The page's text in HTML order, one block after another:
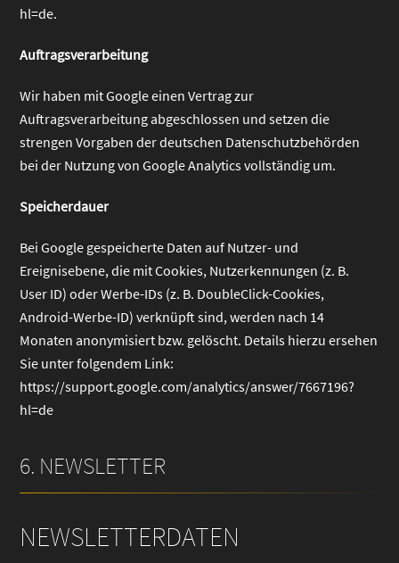
hl=de.
Auftragsverarbeitung
Wir haben mit Google einen Vertrag zur
Auftragsverarbeitung abgeschlossen und setzen die
strengen Vorgaben der deutschen Datenschutzbehörden
bei der Nutzung von Google Analytics vollständig um.
Speicherdauer
Bei Google gespeicherte Daten auf Nutzer- und
Ereignisebene, die mit Cookies, Nutzerkennungen (z. B.
User ID) oder Werbe-IDs (z. B. DoubleClick-Cookies,
Android-Werbe-ID) verknüpft sind, werden nach 14
Monaten anonymisiert bzw. gelöscht. Details hierzu ersehen
Sie unter folgendem Link:
https://support.google.com/analytics/answer/7667196?
hl=de
6. NEWSLETTER
NEWSLETTERDATEN